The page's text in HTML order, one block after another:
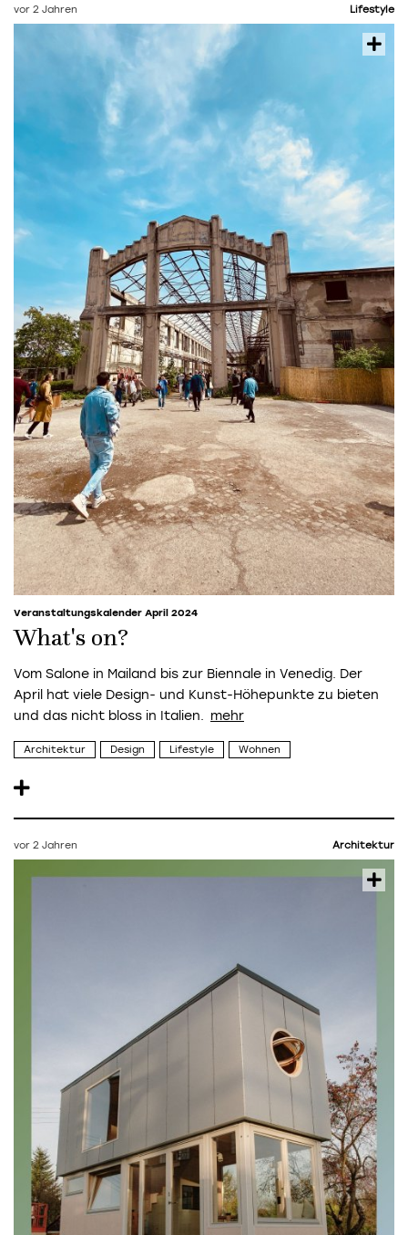
vor 2 Jahren Lifestyle
Veranstaltungskalender April 2024
What's on?
Vom Salone in Mailand bis zur Biennale in Venedig. Der
April hat viele Design- und Kunst-Höhepunkte zu bieten
und das nicht bloss in Italien.
Architektur Design Lifestyle Wohnen
vor 2 Jahren Architektur